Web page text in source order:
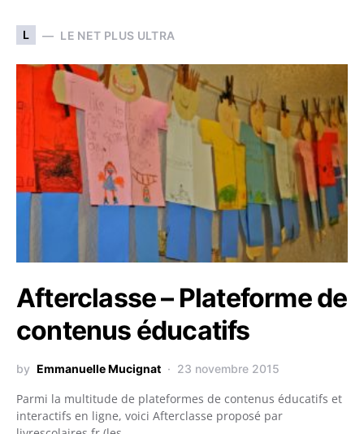
L LE NET PLUS ULTRA
Afterclasse – Plateforme de
contenus éducatifs
by Emmanuelle Mucignat 23 novembre 2015
Parmi la multitude de plateformes de contenus éducatifs et
interactifs en ligne, voici Afterclasse proposé par